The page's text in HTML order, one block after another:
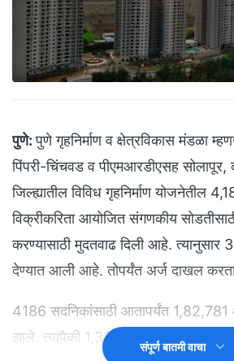
पुणे: पुणे गृहनिर्माण व क्षेत्रविकास मंडळा
पिंपरी-चिंचवड व पीएमआरडीएसह सोलापूर,
जिल्ह्यातील विविध गृहनिर्माण योजनेतील
विक्रीकरिता आयोजित संगणकीय
करण्यासाठी मुदतवाढ दिली आहे. त्यानुसार
देण्यात आली आहे. तोपर्यंत अर्ज दाखल
4186 सदनिकांसाठी आतापर्यंत 1,82,781
झाले. त्यापैकी 1,33,885 अर्ज अनामत
संपूर्ण बातमी वाचा